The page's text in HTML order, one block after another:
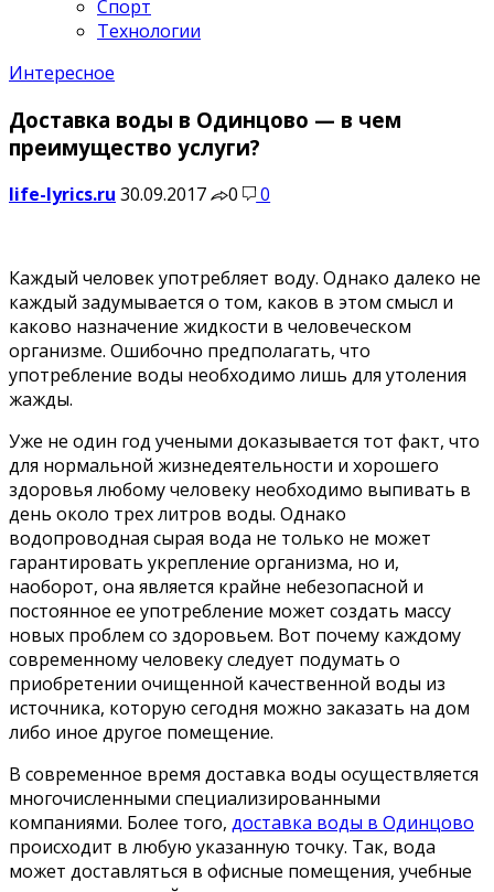
Спорт
Технологии
Интересное
Доставка воды в Одинцово — в чем
преимущество услуги?
life-lyrics.ru 30.09.2017 0 0
Каждый человек употребляет воду. Однако далеко не
каждый задумывается о том, каков в этом смысл и
каково назначение жидкости в человеческом
организме. Ошибочно предполагать, что
употребление воды необходимо лишь для утоления
жажды.
Уже не один год учеными доказывается тот факт, что
для нормальной жизнедеятельности и хорошего
здоровья любому человеку необходимо выпивать в
день около трех литров воды. Однако
водопроводная сырая вода не только не может
гарантировать укрепление организма, но и,
наоборот, она является крайне небезопасной и
постоянное ее употребление может создать массу
новых проблем со здоровьем. Вот почему каждому
современному человеку следует подумать о
приобретении очищенной качественной воды из
источника, которую сегодня можно заказать на дом
либо иное другое помещение.
В современное время доставка воды осуществляется
многочисленными специализированными
компаниями. Более того, доставка воды в Одинцово
происходит в любую указанную точку. Так, вода
может доставляться в офисные помещения, учебные